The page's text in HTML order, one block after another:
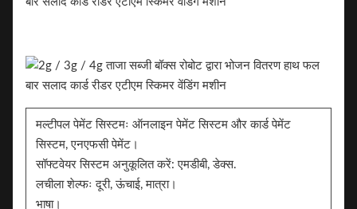
मल्टीपल पेमेंट सिस्टमः ऑनलाइन पेमेंट सिस्टम और कार्ड पेमेंट
सिस्टम, एनएफसी पेमेंट।
सॉफ्टवेयर सिस्टम अनुकूलित करें: एमडीबी, डेक्स.
लचीला शेल्फः दूरी, ऊंचाई, मात्रा।
भाषा।